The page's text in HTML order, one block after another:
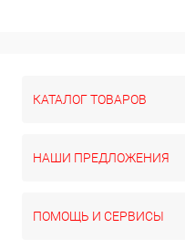
КАТАЛОГ ТОВАРОВ
НАШИ ПРЕДЛОЖЕНИЯ
ПОМОЩЬ И СЕРВИСЫ